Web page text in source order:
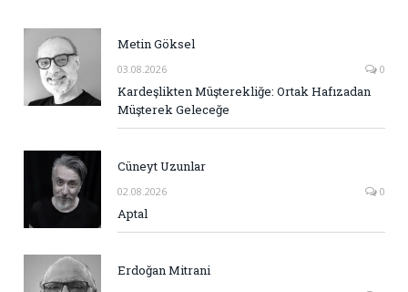
Metin Göksel
03.08.2026 0
Kardeşlikten Müşterekliğe: Ortak Hafızadan
Müşterek Geleceğe
Cüneyt Uzunlar
02.08.2026 0
Aptal
Erdoğan Mitrani